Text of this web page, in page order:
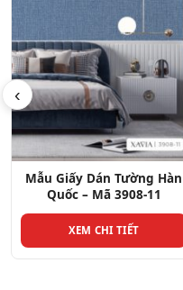
‹
Mẫu Giấy Dán Tường Hàn
Quốc – Mã 3908-1
XEM CHI TIẾT